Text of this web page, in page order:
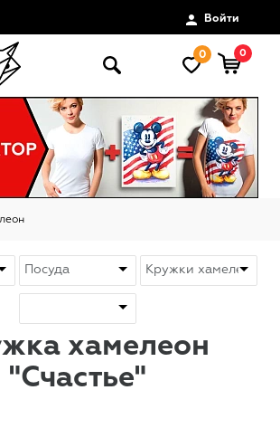
Войти
0 0
хамелеон
"Счастье"